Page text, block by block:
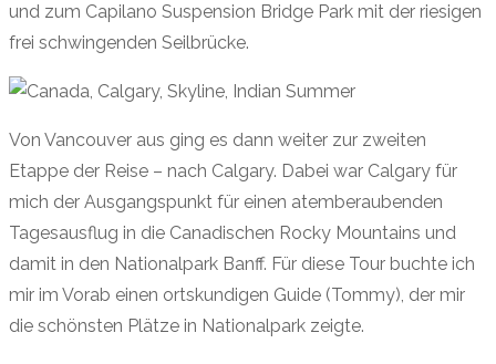
und zum Capilano Suspension Bridge Park mit der riesigen
frei schwingenden Seilbrücke.
Von Vancouver aus ging es dann weiter zur zweiten
Etappe der Reise – nach Calgary. Dabei war Calgary für
mich der Ausgangspunkt für einen atemberaubenden
Tagesausflug in die Canadischen Rocky Mountains und
damit in den Nationalpark Banff. Für diese Tour buchte ich
mir im Vorab einen ortskundigen Guide (Tommy), der mir
die schönsten Plätze in Nationalpark zeigte.